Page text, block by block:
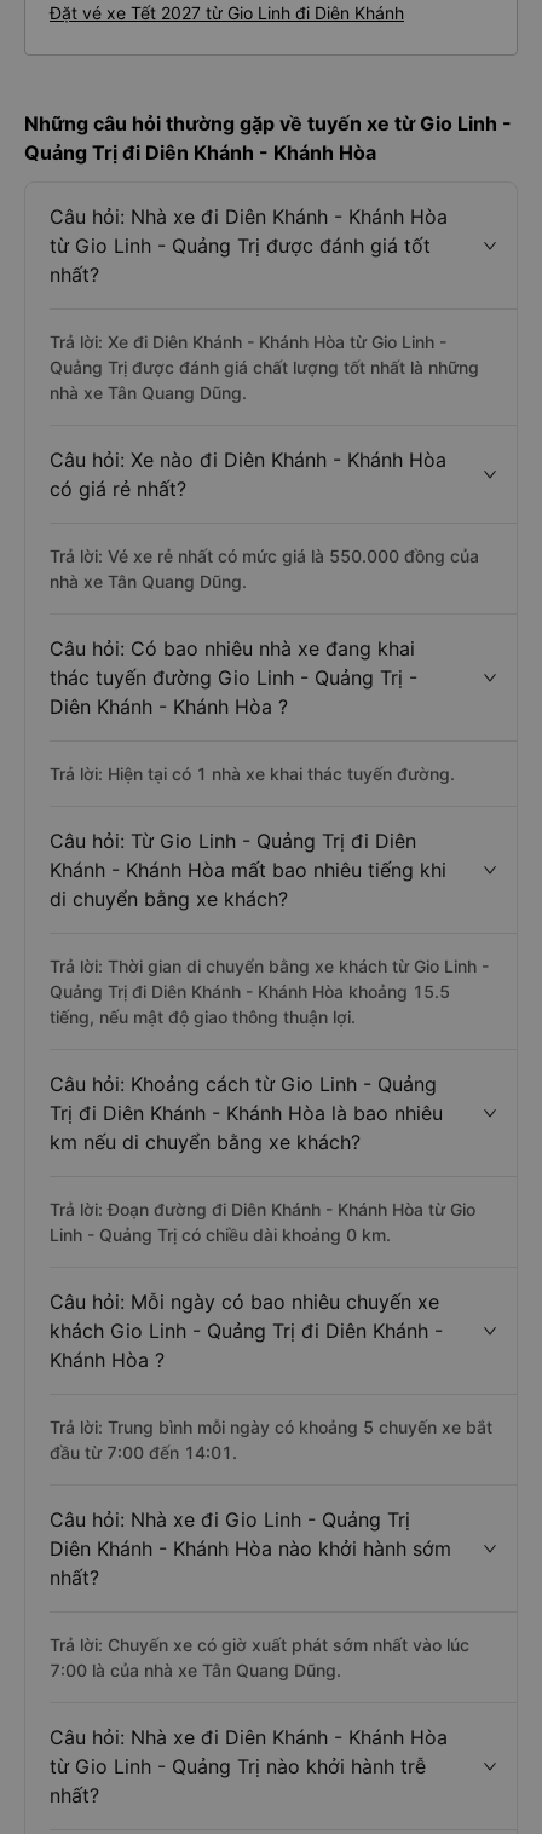
Đặt vé xe Tết 2027 từ Gio Linh đi Diên Khánh
Những câu hỏi thường gặp về tuyến xe từ Gio Linh -
Quảng Trị đi Diên Khánh - Khánh Hòa
Câu hỏi: Nhà xe đi Diên Khánh - Khánh Hòa
từ Gio Linh - Quảng Trị được đánh giá tốt
nhất?
Trả lời: Xe đi Diên Khánh - Khánh Hòa từ Gio Linh -
Quảng Trị được đánh giá chất lượng tốt nhất là những
nhà xe Tân Quang Dũng.
Câu hỏi: Xe nào đi Diên Khánh - Khánh Hòa
có giá rẻ nhất?
Trả lời: Vé xe rẻ nhất có mức giá là 550.000 đồng của
nhà xe Tân Quang Dũng.
Câu hỏi: Có bao nhiêu nhà xe đang khai
thác tuyến đường Gio Linh - Quảng Trị -
Diên Khánh - Khánh Hòa ?
Trả lời: Hiện tại có 1 nhà xe khai thác tuyến đường.
Câu hỏi: Từ Gio Linh - Quảng Trị đi Diên
Khánh - Khánh Hòa mất bao nhiêu tiếng khi
di chuyển bằng xe khách?
Trả lời: Thời gian di chuyển bằng xe khách từ Gio Linh -
Quảng Trị đi Diên Khánh - Khánh Hòa khoảng 15.5
tiếng, nếu mật độ giao thông thuận lợi.
Câu hỏi: Khoảng cách từ Gio Linh - Quảng
Trị đi Diên Khánh - Khánh Hòa là bao nhiêu
km nếu di chuyển bằng xe khách?
Trả lời: Đoạn đường đi Diên Khánh - Khánh Hòa từ Gio
Linh - Quảng Trị có chiều dài khoảng 0 km.
Câu hỏi: Mỗi ngày có bao nhiêu chuyến xe
khách Gio Linh - Quảng Trị đi Diên Khánh -
Khánh Hòa ?
Trả lời: Trung bình mỗi ngày có khoảng 5 chuyến xe bắt
đầu từ 7:00 đến 14:01.
Câu hỏi: Nhà xe đi Gio Linh - Quảng Trị
Diên Khánh - Khánh Hòa nào khởi hành sớm
nhất?
Trả lời: Chuyến xe có giờ xuất phát sớm nhất vào lúc
7:00 là của nhà xe Tân Quang Dũng.
Câu hỏi: Nhà xe đi Diên Khánh - Khánh Hòa
từ Gio Linh - Quảng Trị nào khởi hành trễ
nhất?